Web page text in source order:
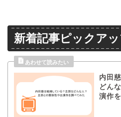
新着記事ピックア
内田
どん
演作